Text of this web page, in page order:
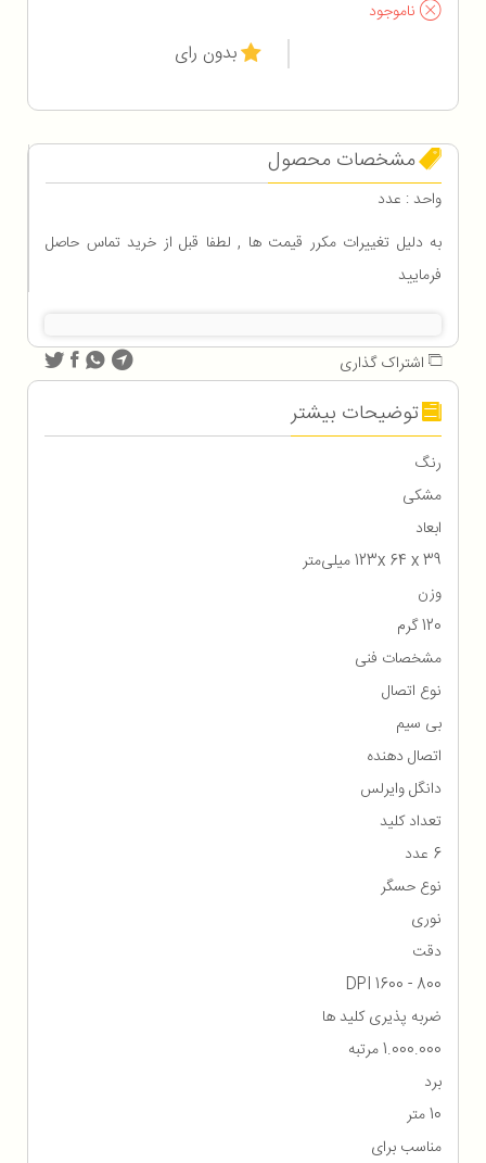
ناموجود
بدون رای
مشخصات محصول
واحد : عدد
به دلیل تغییرات مکرر قیمت ها , لطفا قبل از خرید تماس حاصل
فرمایید
اشتراک گذاری
توضیحات بیشتر
رنگ
مشکی
ابعاد
123x 64 x 39 میلی‌متر
وزن
120 گرم
مشخصات فنی
نوع اتصال
بی سیم
اتصال دهنده
دانگل وایرلس
تعداد کلید
6 عدد
نوع حسگر
نوری
دقت
800 - 1600 DPI
ضربه پذیری کلید ها
1.000.000 مرتبه
برد
10 متر
مناسب برای